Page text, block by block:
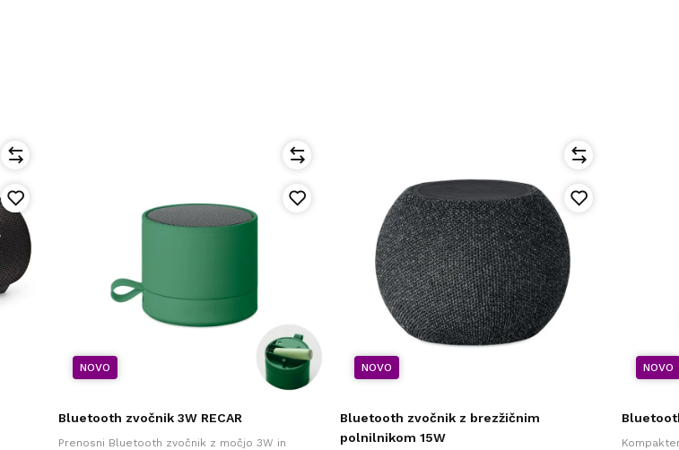
NOVO
Bluetooth zvočnik 3W RECAR
Prenosni Bluetooth zvočnik z močjo 3W in
NOVO
Bluetooth zvočnik z brezžičnim
polnilnikom 15W
NOVO